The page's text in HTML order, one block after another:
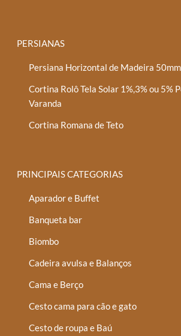
PERSIANAS
Persiana Horizontal de Madeira 50mm
Cortina Rolô Tela Solar 1%,3% ou 5%
Varanda
Cortina Romana de Teto
PRINCIPAIS CATEGORIAS
Aparador e Buffet
Banqueta bar
Biombo
Cadeira avulsa e Balanços
Cama e Berço
Cesto cama para cão e gato
Cesto de roupa e Baú